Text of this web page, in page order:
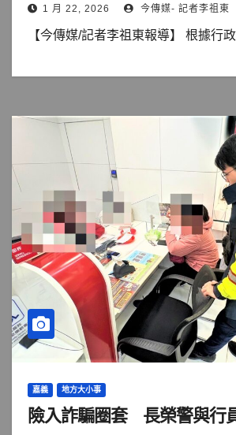
1 月 22, 2026 今傳媒- 記者李祖東
【今傳媒/記者李祖東報導】 根據行
嘉義 地方大小事
險入詐騙圈套 長榮警與行